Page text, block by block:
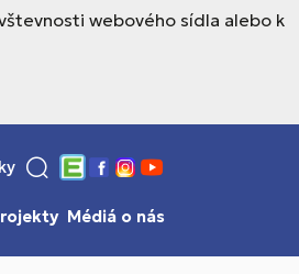
webového sídla alebo k
Edupage
Facebook
Instagram
YouTube
Médiá o nás